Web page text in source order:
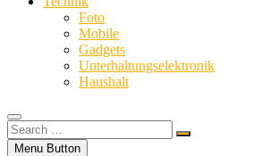
Foto
Mobile
Gadgets
Unterhaltungselektronik
Haushalt
Search
…Menu Button